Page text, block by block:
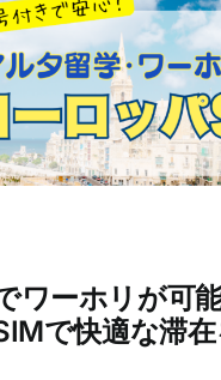
ワーホリが可
で快適な滞